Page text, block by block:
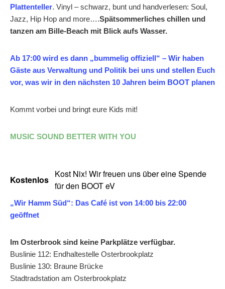
Plattenteller. Vinyl – schwarz, bunt und handverlesen: Soul,
Jazz, Hip Hop and more….Spätsommerliches chillen und
tanzen am Bille-Beach mit Blick aufs Wasser.
Ab 17:00 wird es dann „bummelig offiziell“ – Wir haben
Gäste aus Verwaltung und Politik bei uns und stellen Euch
vor, was wir in den nächsten 10 Jahren beim BOOT planen
Kommt vorbei und bringt eure Kids mit!
MUSIC SOUND BETTER WITH YOU
Kostenlos
Kost Nix! Wir freuen uns über eine Spende
für den BOOT eV
„Wir Hamm Süd“: Das Café ist von 14:00 bis 22:00
geöffnet
Im Osterbrook sind keine Parkplätze verfügbar.
Buslinie 112: Endhaltestelle Osterbrookplatz
Buslinie 130: Braune Brücke
Stadtradstation am Osterbrookplatz